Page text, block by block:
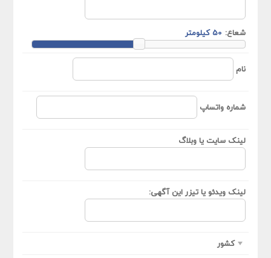
شعاع:
نام
شماره واتساپ
لینک سایت یا وبلاگ
لینک ویدئو یا تیزر این آگهی:
کشور